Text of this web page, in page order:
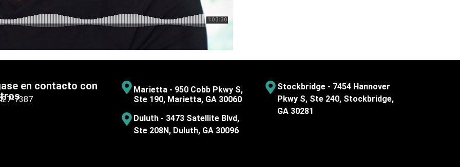
en contacto con
7387
Marietta - 950 Cobb Pkwy S,
Ste 190, Marietta, GA 30060
Duluth - 3473 Satellite Blvd,
Ste 208N, Duluth, GA 30096
Stockbridge - 7454 Hannover
Pkwy S, Ste 240, Stockbridge,
GA 30281